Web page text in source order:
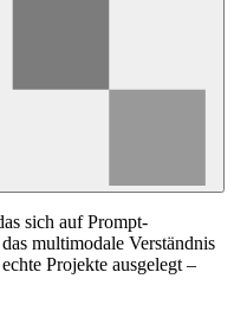
sich auf Prompt-
multimodale Verständnis
Projekte ausgelegt –